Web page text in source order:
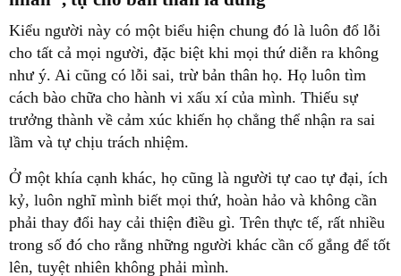
cho tất cả mọi người, đặc biệt khi mọi thứ diễn ra không
như ý. Ai cũng có lỗi sai, trừ bản thân họ. Họ luôn tìm
cách bào chữa cho hành vi xấu xí của mình. Thiếu sự
trưởng thành về cảm xúc khiến họ chẳng thể nhận ra sai
kỷ, luôn nghĩ mình biết mọi thứ, hoàn hảo và không cần
phải thay đổi hay cải thiện điều gì. Trên thực tế, rất nhiều
trong số đó cho rằng những người khác cần cố gắng để tốt